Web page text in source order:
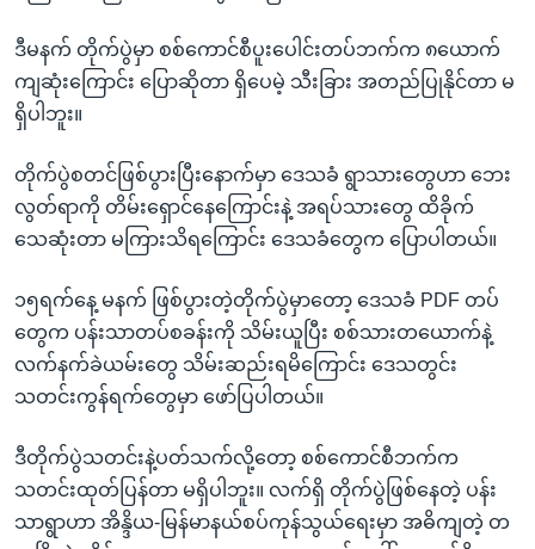
ဒီမနက် တိုက်ပွဲမှာ စစ်ကောင်စီပူးပေါင်းတပ်ဘက်က ၈ယောက်
ကျဆုံးကြောင်း ပြောဆိုတာ ရှိပေမဲ့ သီးခြား အတည်ပြုနိုင်တာ မ
ရှိပါဘူး။
တိုက်ပွဲစတင်ဖြစ်ပွားပြီးနောက်မှာ ဒေသခံ ရွာသားတွေဟာ ဘေး
လွတ်ရာကို တိမ်းရှောင်နေကြောင်းနဲ့ အရပ်သားတွေ ထိခိုက်
သေဆုံးတာ မကြားသိရကြောင်း ဒေသခံတွေက ပြောပါတယ်။
၁၅ရက်နေ့ မနက် ဖြစ်ပွားတဲ့တိုက်ပွဲမှာတော့ ဒေသခံ PDF တပ်
တွေက ပန်းသာတပ်စခန်းကို သိမ်းယူပြီး စစ်သားတယောက်နဲ့
လက်နက်ခဲယမ်းတွေ သိမ်းဆည်းရမိကြောင်း ဒေသတွင်း
သတင်းကွန်ရက်တွေမှာ ဖော်ပြပါတယ်။
ဒီတိုက်ပွဲသတင်းနဲ့ပတ်သက်လို့တော့ စစ်ကောင်စီဘက်က
သတင်းထုတ်ပြန်တာ မရှိပါဘူး။ လက်ရှိ တိုက်ပွဲဖြစ်နေတဲ့ ပန်း
သာရွာဟာ အိန္ဒိယ-မြန်မာနယ်စပ်ကုန်သွယ်ရေးမှာ အဓိကျတဲ့ တ